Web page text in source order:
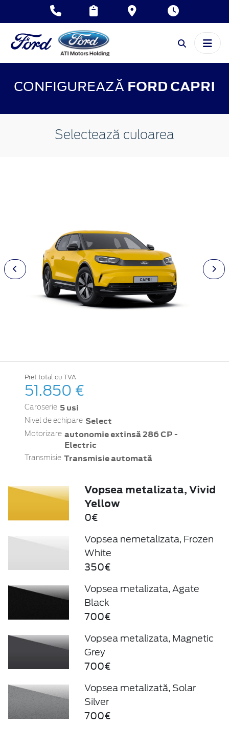
CONFIGUREAZĂ FORD CAPRI
Selectează culoarea
Pret total cu TVA
51.850 €
Caroserie 5 usi
Nivel de echipare Select
Motorizare autonomie extinsă 286 CP -
Electric
Transmisie Transmisie automată
Vopsea metalizata, Vivid
Yellow
0€
Vopsea nemetalizata, Frozen
White
350€
Vopsea metalizata, Agate
Black
700€
Vopsea metalizata, Magnetic
Grey
700€
Vopsea metalizată, Solar
Silver
700€